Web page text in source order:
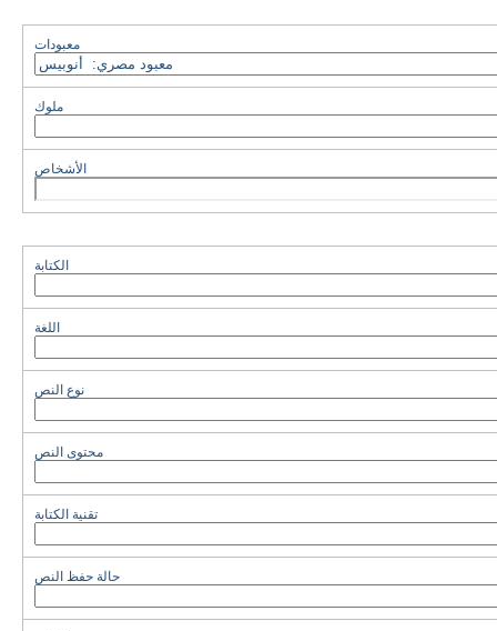
معبودات
ملوك
الأشخاص
الكتابة
اللغة
نوع النص
محتوى النص
تقنية الكتابة
حالة حفظ النص